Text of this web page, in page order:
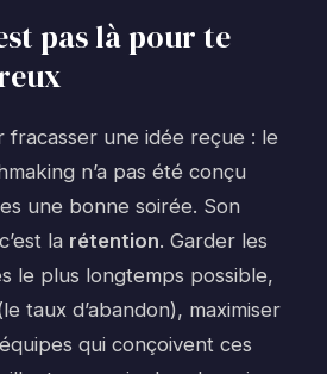
pas là pour te
fracasser une idée reçue : le
n’a pas été conçu
une bonne soirée. Son
la rétention. Garder les
le plus longtemps possible,
taux d’abandon), maximiser
qui conçoivent ces